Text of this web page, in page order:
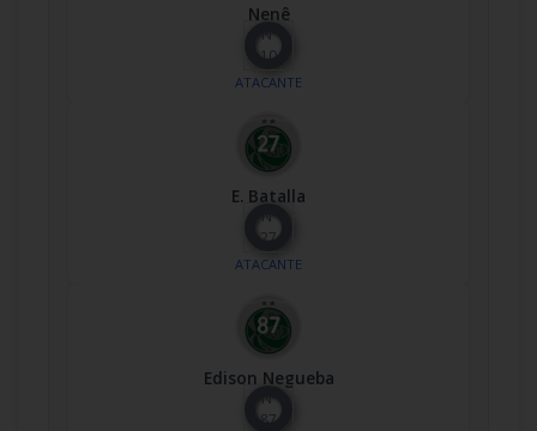
Nenê
Nº
10
ATACANTE
E. Batalla
Nº
27
ATACANTE
Edison Negueba
Nº
87